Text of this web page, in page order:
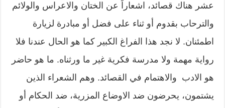
عشر هناك قصائد، اشعاراً عن الختان والاعراس والولائم
والترحاب بقدوم أو ثناء على فضل أو مبادرة لزيارة
اطمئنان. لا نجد هذا الفراغ الكبير كما هو الحال عندنا فلا
رواية مهمة ولا مدرسة فكرية غير ما ورثناه. ما هو حاضر
هو الادب والاهتمام في القصائد. وهم الشعراء الذين
يشتمون، يحرضون ضد الاوضاع المزرية، ضد الحكام أو